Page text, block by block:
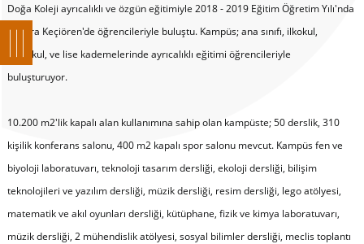
Doğa Koleji ayrıcalıklı ve özgün eğitimiyle 2018 - 2019 Eğitim Öğretim Yılı'nda
Ankara Keçiören'de öğrencileriyle buluştu. Kampüs; ana sınıfı, ilkokul,
ortaokul, ve lise kademelerinde ayrıcalıklı eğitimi öğrencileriyle
buluşturuyor.
10.200 m2'lik kapalı alan kullanımına sahip olan kampüste; 50 derslik, 310
kişilik konferans salonu, 400 m2 kapalı spor salonu mevcut. Kampüs fen ve
biyoloji laboratuvarı, teknoloji tasarım dersliği, ekoloji dersliği, bilişim
teknolojileri ve yazılım dersliği, müzik dersliği, resim dersliği, lego atölyesi,
matematik ve akıl oyunları dersliği, kütüphane, fizik ve kimya laboratuvarı,
müzik dersliği, 2 mühendislik atölyesi, sosyal bilimler dersliği, meclis toplantı